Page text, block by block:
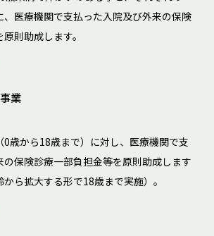
医療機関で支払った入院及び外来の保険
則助成します。
業
歳から18歳まで）に対し、医療機関で支
保険診療一部負担金等を原則助成します
から拡大する形で18歳まで実施）。